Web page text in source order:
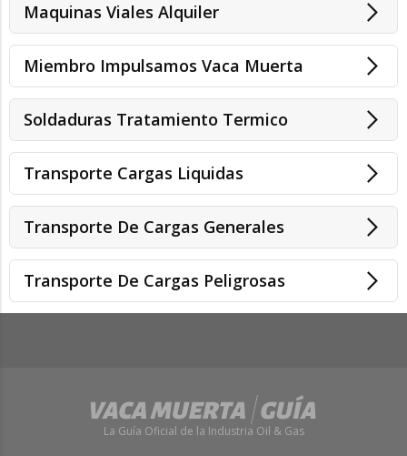
Maquinas Viales Alquiler
Miembro Impulsamos Vaca Muerta
Soldaduras Tratamiento Termico
Transporte Cargas Liquidas
Transporte De Cargas Generales
Transporte De Cargas Peligrosas
La Guía Oficial de la Industria Oil & Gas